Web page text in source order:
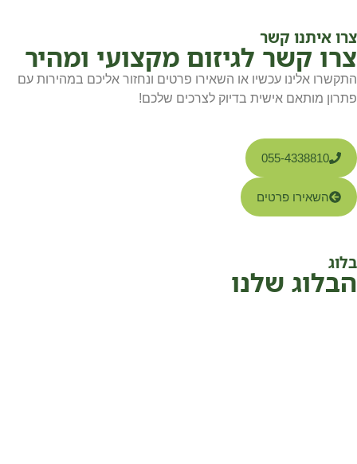
צרו איתנו קשר
צרו קשר לגיזום מקצועי ומהיר
התקשרו אלינו עכשיו או השאירו פרטים ונחזור אליכם במהירות עם
פתרון מותאם אישית בדיוק לצרכים שלכם!
055-4338810
השאירו פרטים
בלוג
הבלוג שלנו